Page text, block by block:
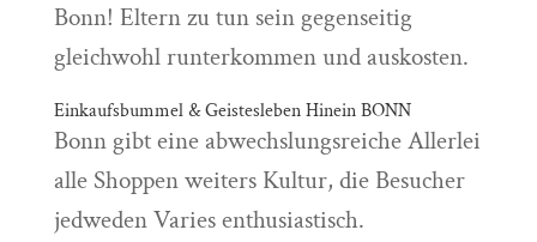
Bonn! Eltern zu tun sein gegenseitig
gleichwohl runterkommen und auskosten.
Einkaufsbummel & Geistesleben Hinein BONN
Bonn gibt eine abwechslungsreiche Allerlei
alle Shoppen weiters Kultur, die Besucher
jedweden Varies enthusiastisch.